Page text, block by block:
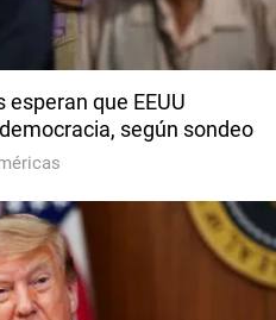
esperan que EEUU
según sondeo